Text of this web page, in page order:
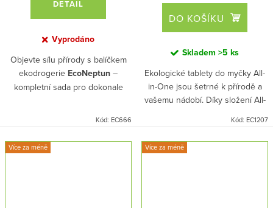
DETAIL
Vyprodáno
Objevte sílu přírody s balíčkem
ekodrogerie EcoNeptun –
kompletní sada pro dokonale
odstraňují nečistoty, pohlcují
zápach a vznikají antibakteriální
Kód: EC666
DO KOŠÍKU
Skladem >5 ks
Ekologické tablety do myčky All-
in-One jsou šetrné k přírodě a
vašemu nádobí. Díky složení All-
leštidlo i sůl v jedné tabletě,
takže nádobí zůstane dokonale
čisté a lesklé, aniž byste museli
Kód: EC1207
Více za méně Více za méně